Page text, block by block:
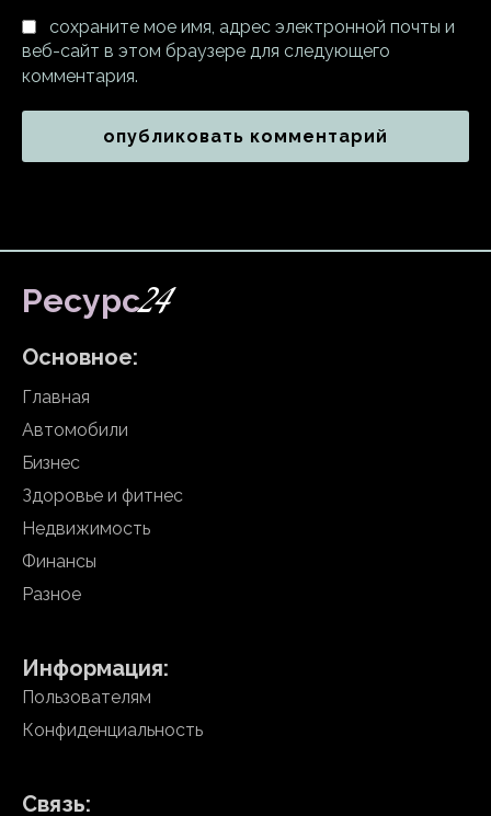
сохраните мое имя, адрес электронной почты и
веб-сайт в этом браузере для следующего
комментария.
Ресурс24
Основное:
Главная
Автомобили
Бизнес
Здоровье и фитнес
Недвижимость
Финансы
Разное
Информация:
Пользователям
Конфиденциальность
Связь: